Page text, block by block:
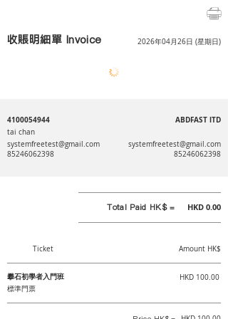
收賬明細單 Invoice 2026年04月26日 (星期日)
4100054944 ABDFAST lTD
tai chan
systemfreetest@gmail.com
85246062398
systemfreetest@gmail.com
85246062398
Total Paid HK$ = HKD 0.00
Ticket Amount HK$
攀石初學者入門班
HKD 100.00
標準門票